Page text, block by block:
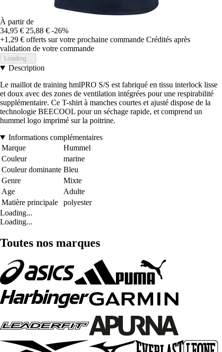
À partir de
34,95 € 25,88 € -26%
+1,29 € offerts sur votre prochaine commande Crédités après
validation de votre commande
Loading...
Description
Le maillot de training hmlPRO S/S est fabriqué en tissu interlock lisse
et doux avec des zones de ventilation intégrées pour une respirabilité
supplémentaire. Ce T-shirt à manches courtes et ajusté dispose de la
technologie BEECOOL pour un séchage rapide, et comprend un
hummel logo imprimé sur la poitrine.
Informations complémentaires
Marque
Hummel
Couleur
marine
Couleur dominante Bleu
Genre
Mixte
Age
Adulte
Matière principale
polyester
Loading...
Loading...
Toutes nos marques